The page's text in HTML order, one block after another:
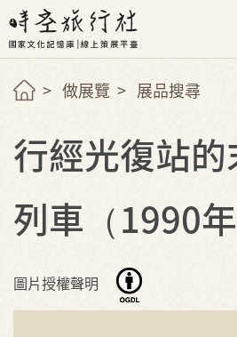
做展覽 展品搜尋
行經光復站
列車（1990年
圖片授權聲明